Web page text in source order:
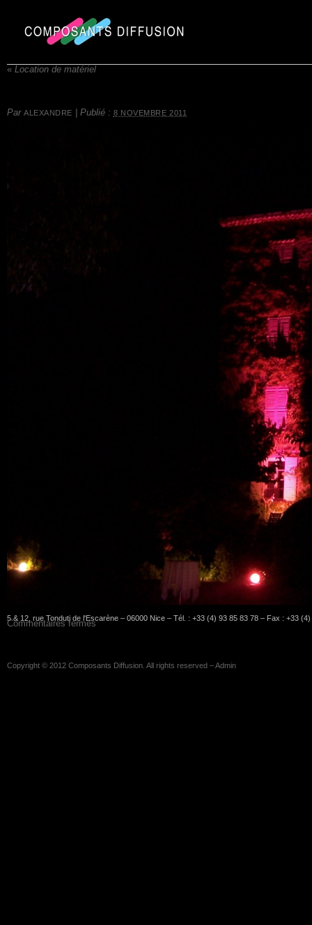
« Location de matériel
Par ALEXANDRE Publié : 8 NOVEMBRE 2011
Commentaires fermés
5 & 12, rue Tonduti de l'Escarène – 06000 Nice – Tél. : +33 (4) 93 85 83 78 – Fax : +33
Copyright © 2012 Composants Diffusion . All rights reserved –Admin